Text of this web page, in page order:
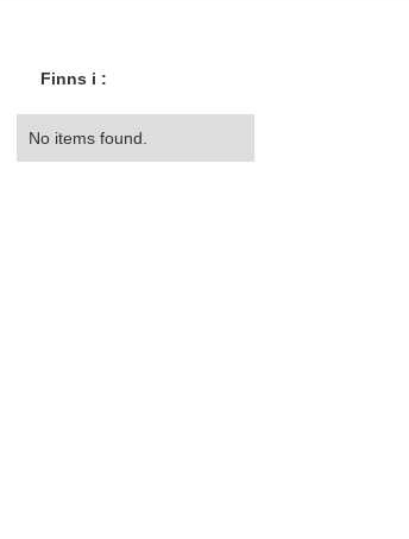
Finns i :
No items found.